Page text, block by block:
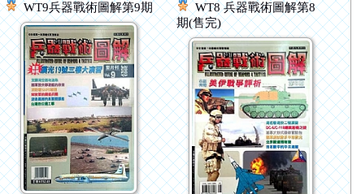
WT9兵器戰術圖解第9期
WT8 兵器戰術圖解第8
期(售完)